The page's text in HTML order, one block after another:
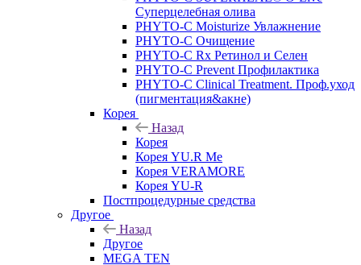
Суперцелебная олива
PHYTO-C Moisturize Увлажнение
PHYTO-C Очищение
PHYTO-C Rx Ретинол и Селен
PHYTO-C Prevent Профилактика
PHYTO-C Clinical Treatment. Проф.уход
(пигментация&акне)
Корея
Назад
Корея
Корея YU.R Me
Корея VERAMORE
Корея YU-R
Постпроцедурные средства
Другое
Назад
Другое
MEGA TEN